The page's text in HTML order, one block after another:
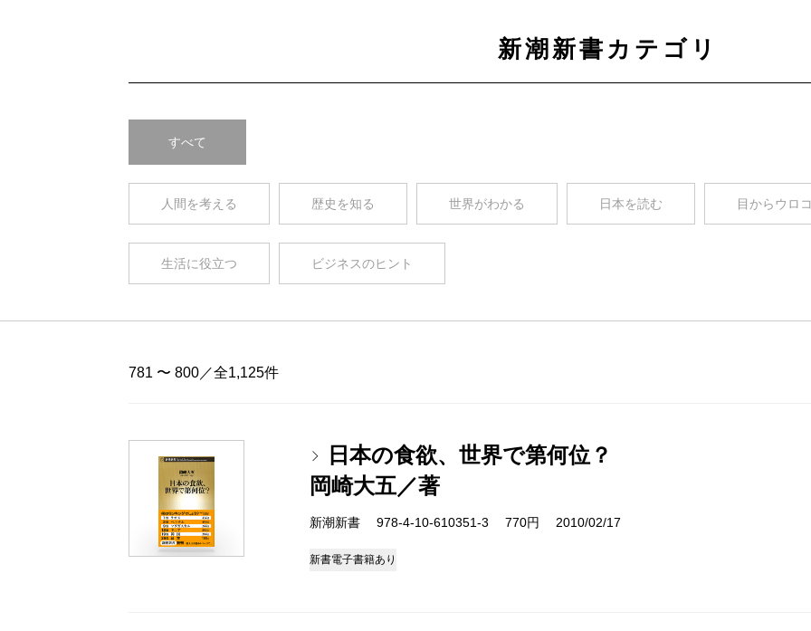
新潮新書カテゴリ
すべて
人間を考える 歴史を知る 世界がわかる 日本を読む 目からウロ
生活に役立つ ビジネスのヒント
781 〜 800／全1,125件
日本の食欲、世界で第何位？
岡崎大五／著
新潮新書 978-4-10-610351-3 770円 2010/02/17
新書電子書籍あり